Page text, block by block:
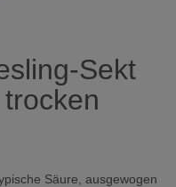
Sekt
Säure, ausgewogen